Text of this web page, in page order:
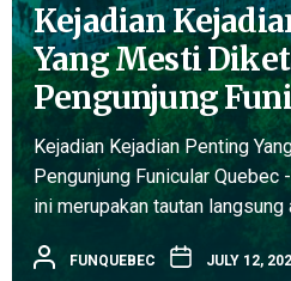
Kejadian
Yang Mesti
Pengunjung
Kejadian Kejadian Penting
Pengunjung Funicular Quebec
ini merupakan tautan
Quartier Petit-Champlain,
Kereja gantung ini menawarkan
FUNQUEBEC JULY 12,